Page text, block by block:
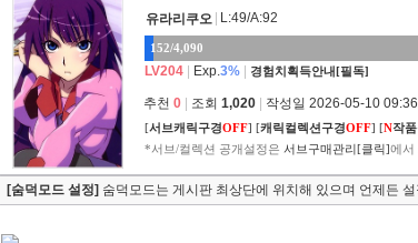
유라리쿠오 L:49/A:92
152/4,090
LV204 Exp.3% 경험치획득안내[필독]
추천 0 조회 1,020 작성일 2026-05-10
[서브캐릭구경OFF] [캐릭컬렉션구경OFF] [N작
*서브/컬렉션 공개설정은 서브구매관리[클릭]에서
[숨덕모드 설정] 숨덕모드는 게시판 최상단에 위치해 있으며 언제든